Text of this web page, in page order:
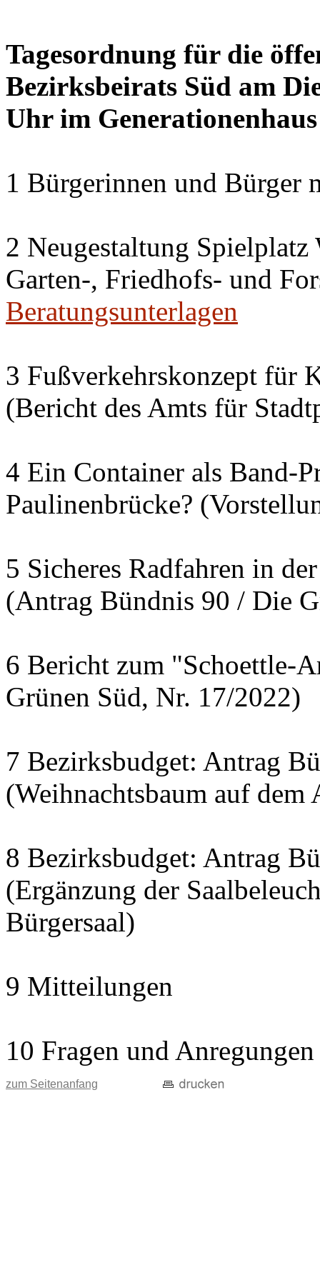
Tagesordnung für die
Bezirksbeirats Süd am
Uhr im
1 Bürgerinnen und Bürger
2 Neugestaltung
Garten-, Friedhofs- und
Beratungsunterlagen
3 Fußverkehrskonzept für
(Bericht des Amts für
4 Ein Container als Band-
Paulinenbrücke?
5 Sicheres Radfahren in
(Antrag Bündnis 90 / Die
6 Bericht zum "Schoettle-
Grünen Süd, Nr. 17/2022)
7 Bezirksbudget: Antrag
(Weihnachtsbaum auf
8 Bezirksbudget: Antrag
(Ergänzung der
Bürgersaal)
9 Mitteilungen
10 Fragen und Anregungen
zum Seitenanfang